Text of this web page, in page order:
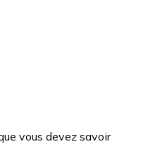
vous devez savoir